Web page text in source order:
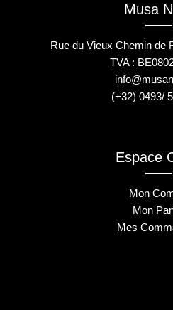
Musa
Rue du Vieux Chemin de
TVA :
(+32) 0493/
Espace
Mon
Mon
Mes